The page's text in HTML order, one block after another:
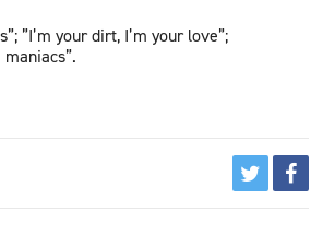
”I’m your dirt, I’m your love”;
maniacs”.